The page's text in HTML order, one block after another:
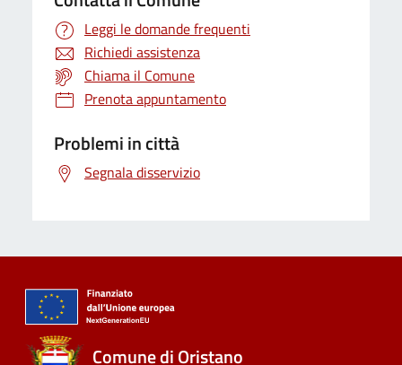
Leggi le domande frequenti
Richiedi assistenza
Chiama il Comune
Prenota appuntamento
Problemi in città
Segnala disservizio
Comune di Oristano